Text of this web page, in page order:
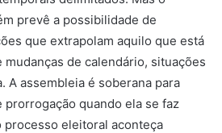
prevê a possibilidade de
que extrapolam aquilo que está
de calendário, situações
A assembleia é soberana para
quando ela se faz
processo eleitoral aconteça